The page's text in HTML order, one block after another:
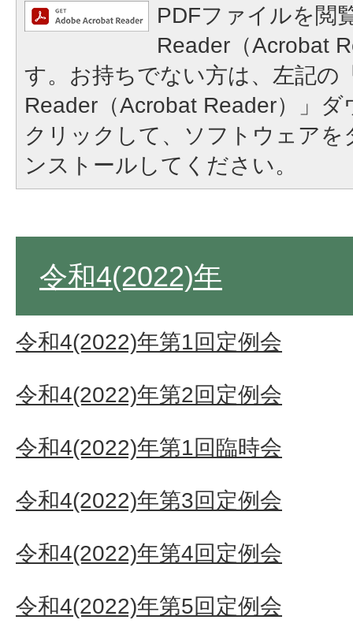
PDFファイルを閲
Reader（Acrobat
す。お持ちでない方は、左記の
Reader（Acrobat Reader）」
クリックして、ソフトウェア
ンストールしてください。
令和4(2022)年
令和4(2022)年第1回定例会
令和4(2022)年第2回定例会
令和4(2022)年第1回臨時会
令和4(2022)年第3回定例会
令和4(2022)年第4回定例会
令和4(2022)年第5回定例会